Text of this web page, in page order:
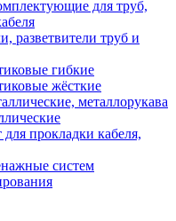
для труб,
разветвители труб и
гибкие
жёсткие
металлорукава
прокладки кабеля,
систем